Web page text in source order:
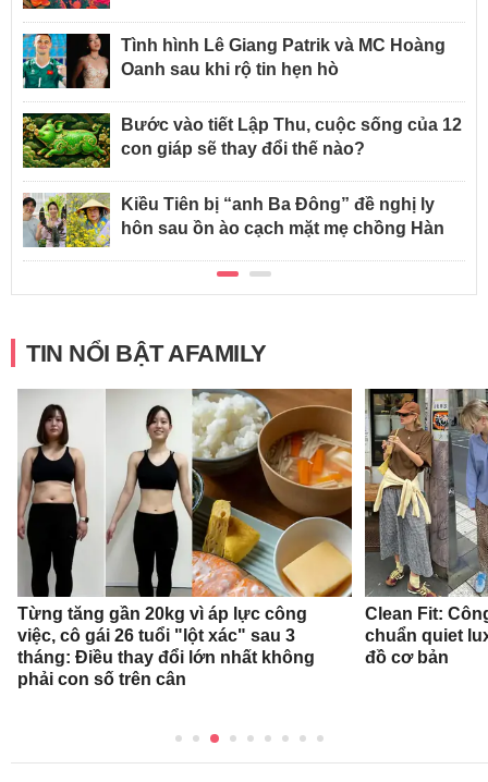
Tình hình Lê Giang Patrik và MC Hoàng
Oanh sau khi rộ tin hẹn hò
Bước vào tiết Lập Thu, cuộc sống của 12
con giáp sẽ thay đổi thế nào?
Kiều Tiên bị “anh Ba Đông” đề nghị ly
hôn sau ồn ào cạch mặt mẹ chồng Hàn
TIN NỔI BẬT AFAMILY
Từng tăng gần 20kg vì áp lực công
việc, cô gái 26 tuổi "lột xác" sau 3
tháng: Điều thay đổi lớn nhất không
phải con số trên cân
Clean Fit:
chuẩn quiet
đồ cơ bản